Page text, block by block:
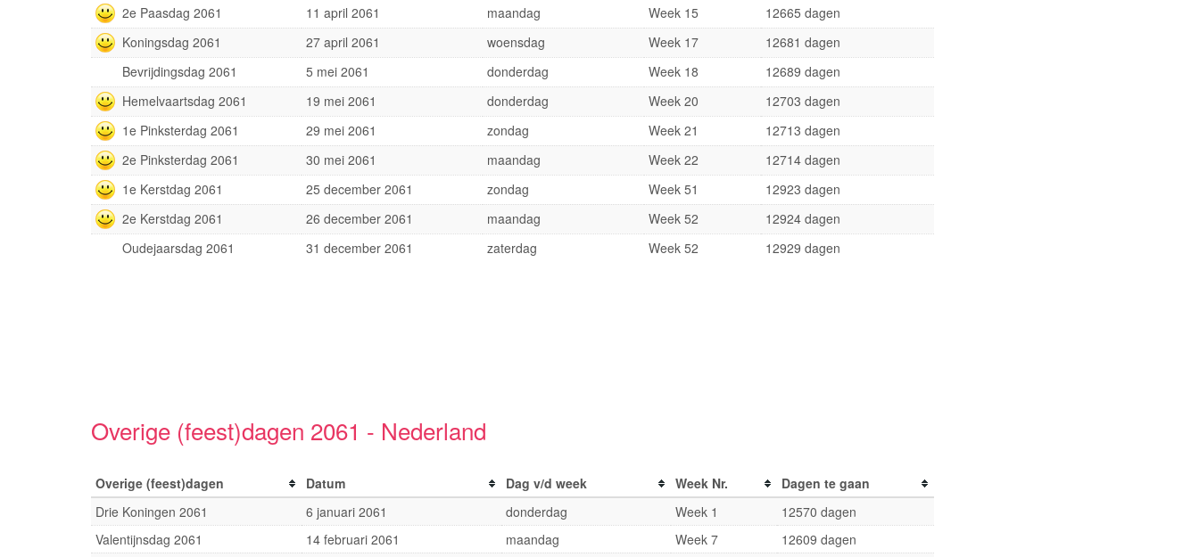
2e Paasdag 2061
11 april 2061 maandag Week 15
12665 dagen
Koningsdag 2061
27 april 2061 woensdag Week 17
12681 dagen
Bevrijdingsdag 2061
5 mei 2061 donderdag Week 18
12689 dagen
Hemelvaartsdag 2061
19 mei 2061 donderdag Week 20
12703 dagen
1e Pinksterdag 2061
29 mei 2061 zondag Week 21
12713 dagen
2e Pinksterdag 2061
30 mei 2061 maandag Week 22
12714 dagen
1e Kerstdag 2061
25 december 2061 zondag Week 51
12923 dagen
2e Kerstdag 2061
26 december 2061 maandag Week 52
12924 dagen
Oudejaarsdag 2061
31 december 2061 zaterdag Week 52 12929 dagen
Overige (feest)dagen 2061 - Nederland
Overige (feest)dagen Datum Dag v/d week Week Nr.
Dagen te gaan
Drie Koningen 2061
6 januari 2061 donderdag Week 1
12570 dagen
Valentijnsdag 2061
14 februari 2061 maandag Week 7
12609 dagen